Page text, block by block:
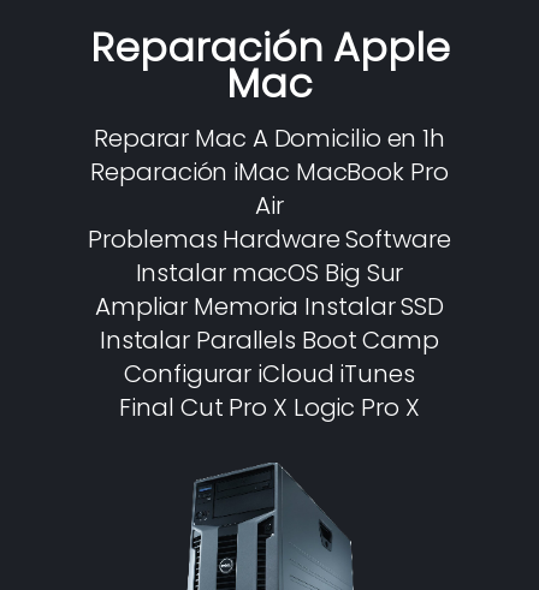
Reparación Apple
Mac
Reparar Mac A Domicilio en 1h
Reparación iMac MacBook Pro
Air
Problemas Hardware Software
Instalar macOS Big Sur
Ampliar Memoria Instalar SSD
Instalar Parallels Boot Camp
Configurar iCloud iTunes
Final Cut Pro X Logic Pro X